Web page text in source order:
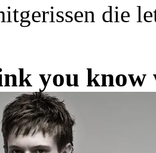
die
you know